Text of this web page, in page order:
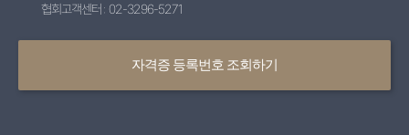
협회고객센터 : 02-3296-5271
자격증 등록번호 조회하기